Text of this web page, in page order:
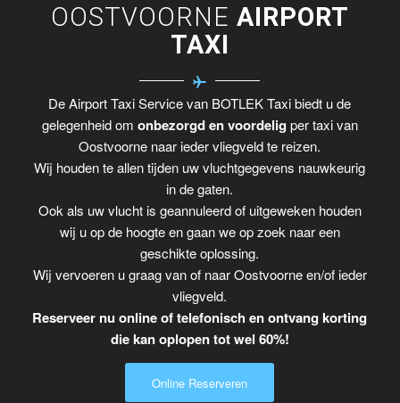
OOSTVOORNE AIRPORT
TAXI
De Airport Taxi Service van BOTLEK Taxi biedt u de
gelegenheid om onbezorgd en voordelig per taxi van
Oostvoorne naar ieder vliegveld te reizen.
Wij houden te allen tijden uw vluchtgegevens nauwkeurig
in de gaten.
Ook als uw vlucht is geannuleerd of uitgeweken houden
wij u op de hoogte en gaan we op zoek naar een
geschikte oplossing.
Wij vervoeren u graag van of naar Oostvoorne en/of ieder
vliegveld.
Reserveer nu online of telefonisch en ontvang korting
die kan oplopen tot wel 60%!
Online Reserveren